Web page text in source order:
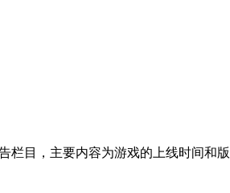
目，主要内容为游戏的上线时间和版